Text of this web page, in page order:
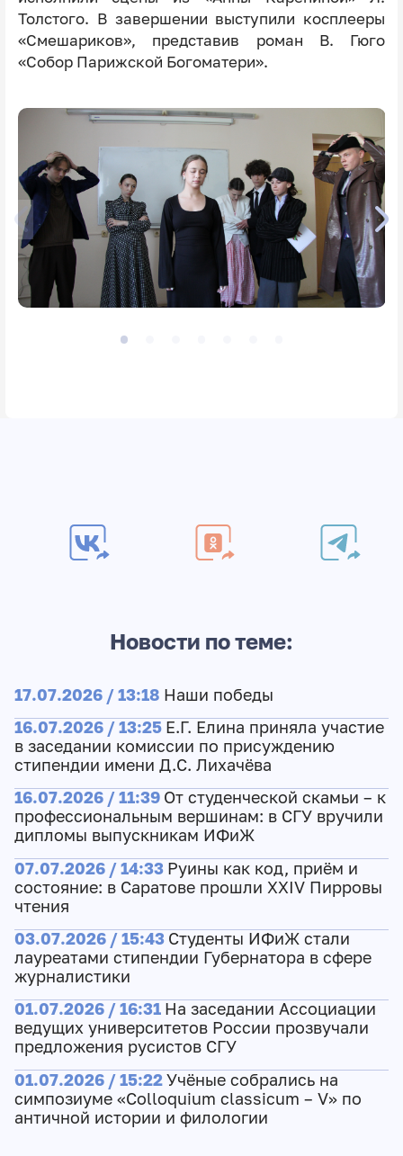
Толстого. В завершении выступили косплееры
«Смешариков», представив роман В. Гюго
«Собор Парижской Богоматери».
Новости по теме:
17.07.2026 / 13:18 Наши победы
16.07.2026 / 13:25 Е.Г. Елина приняла участие
в заседании комиссии по присуждению
стипендии имени Д.С. Лихачёва
16.07.2026 / 11:39 От студенческой скамьи – к
профессиональным вершинам: в СГУ вручили
дипломы выпускникам ИФиЖ
07.07.2026 / 14:33 Руины как код, приём и
состояние: в Саратове прошли XXIV Пирровы
чтения
03.07.2026 / 15:43 Студенты ИФиЖ стали
лауреатами стипендии Губернатора в сфере
журналистики
01.07.2026 / 16:31 На заседании Ассоциации
ведущих университетов России прозвучали
предложения русистов СГУ
01.07.2026 / 15:22Учёные собрались на
симпозиуме «Colloquium classicum – V» по
античной истории и филологии